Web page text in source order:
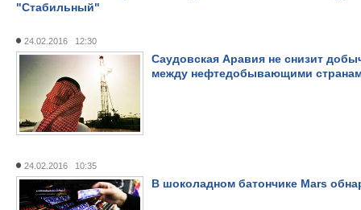
"Стабильный"
24.02.2016 12:30
Саудовская Аравия не снизит
между нефтедобывающими
24.02.2016 10:35
В шоколадном батончике Mars